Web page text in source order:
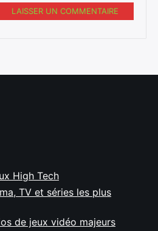
LAISSER UN COMMENTAIRE
High Tech
TV et séries les plus
de jeux vidéo majeurs